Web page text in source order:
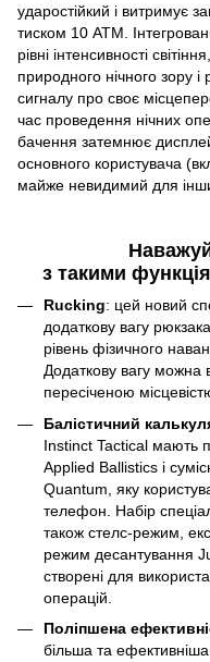
ударостійкий і витримує
тиском 10 АТМ.
рівні інтенсивності
природного нічного зору
сигналу про своє
час проведення нічних
бачення затемнює
основного користувача
майже невидимий для
з такими
Rucking: цей новий
додаткову вагу
рівень фізичного
Додаткову вагу можна
пересіченою
Балістичний
Instinct Tactical мають
Applied Ballistics і
Quantum, яку
телефон. Набір
також стелс-режим,
режим десантування
створені для
операцій.
Поліпшена
більша та